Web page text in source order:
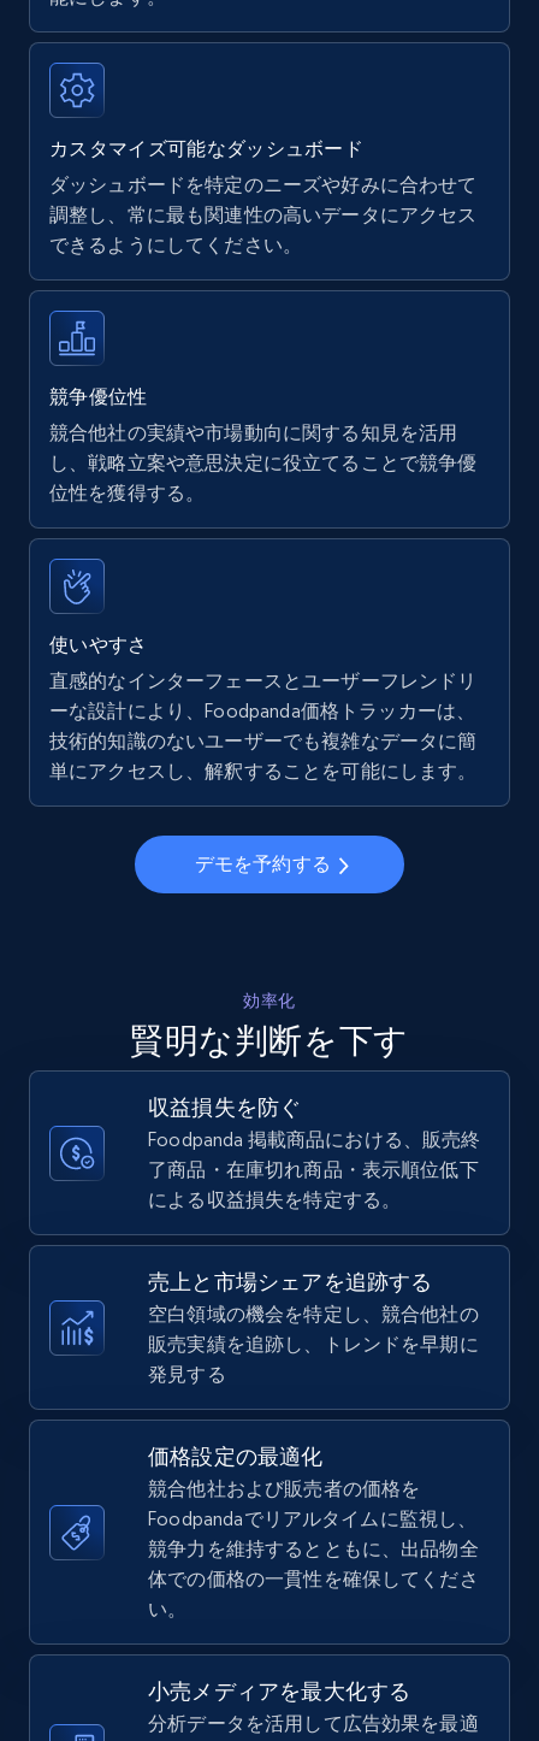
URL, Product name, Product rating, Product
rating object, Product rating max, Rating,
Author name, Asin, and more.
7.4K+ 870+ 今すぐ始める
Walmart - products
URL, Final price, Sku, Currency, Gtin,
Specifications, Image urls, Top reviews, and
more.
5.6K+ 875+ 今すぐ始める
Walmart - products - Find new products by
using specific category URL
URL, Final price, Sku, Currency, Gtin,
Specifications, Image urls, Top reviews, and
more.
5.6K+ 875+ 今すぐ始める
Walmart - products - Collects products by
specific keywords
5.6K+ 875+ 今すぐ始める
Walmart - products - Discover products by
using sku numbers
URL, Final price, Sku, Currency, Gtin,
Specifications, Image urls, Top reviews, and
more.
5.6K+ 875+ 今すぐ始める
TikTok Shop
URL, Title, Available, Description, Currency, Initial
price, Final price, Discount percent, and more.
TikTok Shop - category
カスタマイズ可能なダッシュボード
ダッシュボードを特定のニーズや好みに合わせて
調整し、常に最も関連性の高いデータにアクセス
できるようにしてください。
競争優位性
競合他社の実績や市場動向に関する知見を活用
し、戦略立案や意思決定に役立てることで競争優
位性を獲得する。
使いやすさ
直感的なインターフェースとユーザーフレンドリ
ーな設計により、Foodpanda価格トラッカーは、
技術的知識のないユーザーでも複雑なデータに簡
単にアクセスし、解釈することを可能にします。
デモを予約する
効率化
賢明な判断を下す
収益損失を防ぐ
Foodpanda 掲載商品における、販売終
了商品・在庫切れ商品・表示順位低下
による収益損失を特定する。
売上と市場シェアを追跡する
空白領域の機会を特定し、競合他社の
販売実績を追跡し、トレンドを早期に
発見する
価格設定の最適化
競合他社および販売者の価格を
Foodpandaでリアルタイムに監視し、
競争力を維持するとともに、出品物全
体での価格の一貫性を確保してくださ
い。
小売メディアを最大化する
分析データを活用して広告効果を最適